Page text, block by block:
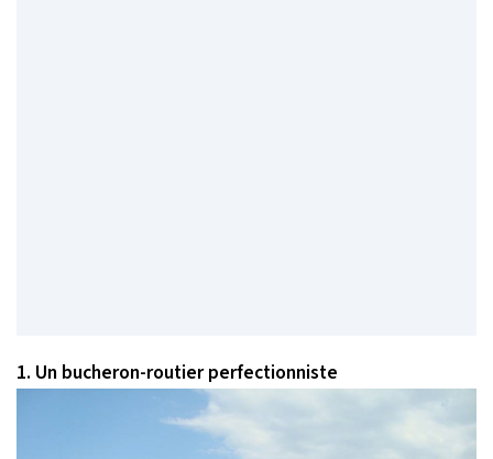
1. Un bucheron-routier perfectionniste